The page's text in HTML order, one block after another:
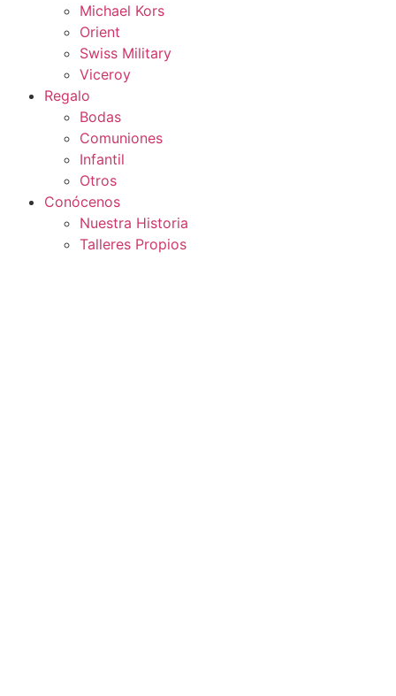
Michael Kors
Orient
Swiss Military
Viceroy
Regalo
Bodas
Comuniones
Infantil
Otros
Conócenos
Nuestra Historia
Talleres Propios